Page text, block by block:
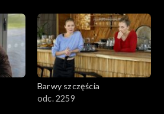
Barwy szczęścia
odc. 2259